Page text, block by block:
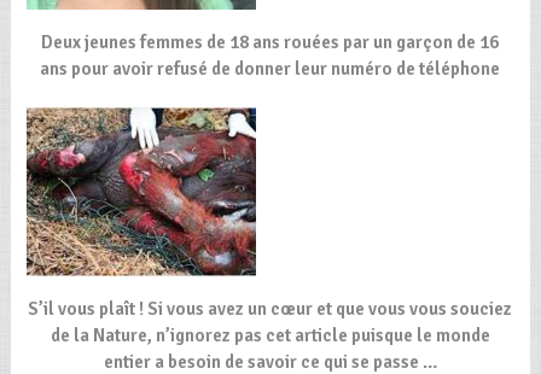
Deux jeunes femmes de 18 ans rouées par un garçon de 16
ans pour avoir refusé de donner leur numéro de téléphone
S’il vous plaît ! Si vous avez un cœur et que vous vous souciez
de la Nature, n’ignorez pas cet article puisque le monde
entier a besoin de savoir ce qui se passe …